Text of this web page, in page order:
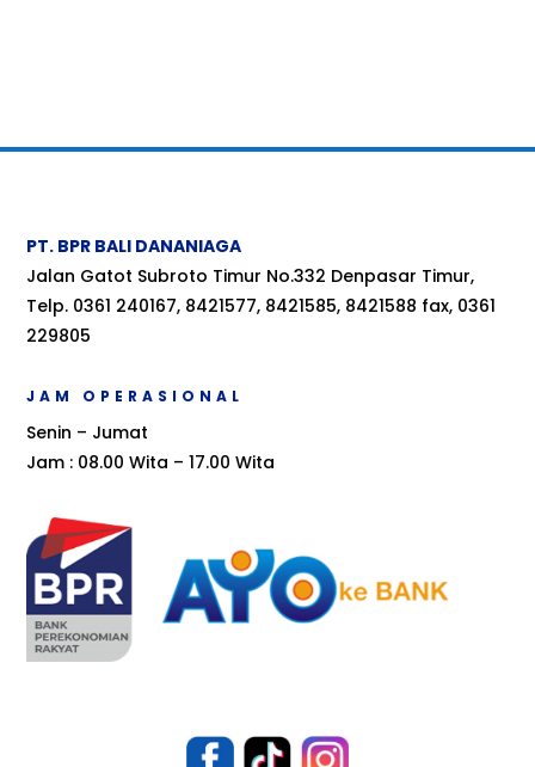
PT. BPR BALI DANANIAGA
Jalan Gatot Subroto Timur No.332 Denpasar Timur,
Telp. 0361 240167, 8421577, 8421585, 8421588 fax, 0361
229805
JAM OPERASIONAL
Senin – Jumat
Jam : 08.00 Wita – 17.00 Wita